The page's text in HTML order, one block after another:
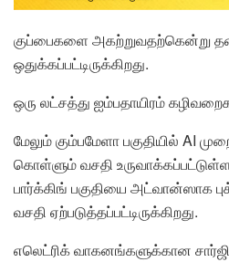
குப்பைகளை அகற்றுவதற்கென்று
ஒதுக்கப்பட்டிருக்கிறது.
ஒரு லட்சத்து ஐம்பதாயிரம்
மேலும் கும்பமேளா பகுதியில் AI
கொள்ளும் வசதி
பார்க்கிங் பகுதியை அட்வான்ஸாக
வசதி ஏற்படுத்தப்பட்டிருக்கிறது.
எலெட்ரிக் வாகனங்களுக்கான